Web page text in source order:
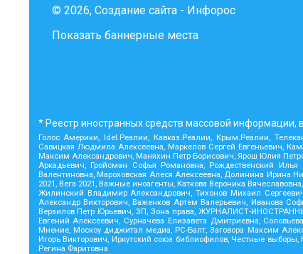
© 2026, Создание сайта - Инфорос
Показать баннерные места
* Реестр иностранных средств массовой
Голос Америки, Idel.Реалии, Кавказ.Реалии, Крым.Реалии,
Савицкая Людмила Алексеевна, Маркелов Сергей Евгеньевич,
Максим Александрович, Маняхин Петр Борисович, Ярош Юлия
Аркадьевич, Гройсман Софья Романовна, Рождественский
Валентиновна, Мароховская Алеся Алексеевна, Долинина Ирина
2021, Вега 2021, Важные иноагенты, Каткова Вероника
Жилинский Владимир Александрович, Тихонов Михаил
Александр Викторович, Важенков Артем Валерьевич, Иванова
Верзилов Петр Юрьевич, ЗП, Зона права, ЖУРНАЛИСТ-
Евгений Алексеевич, Сурначева Елизавета Дмитриевна,
Мнение, Москоу диджитал медиа, РС-Балт, Заговора Максим
Игорь Викторович, Иркутский союз библиофилов, Честные
Регина Фаритовна